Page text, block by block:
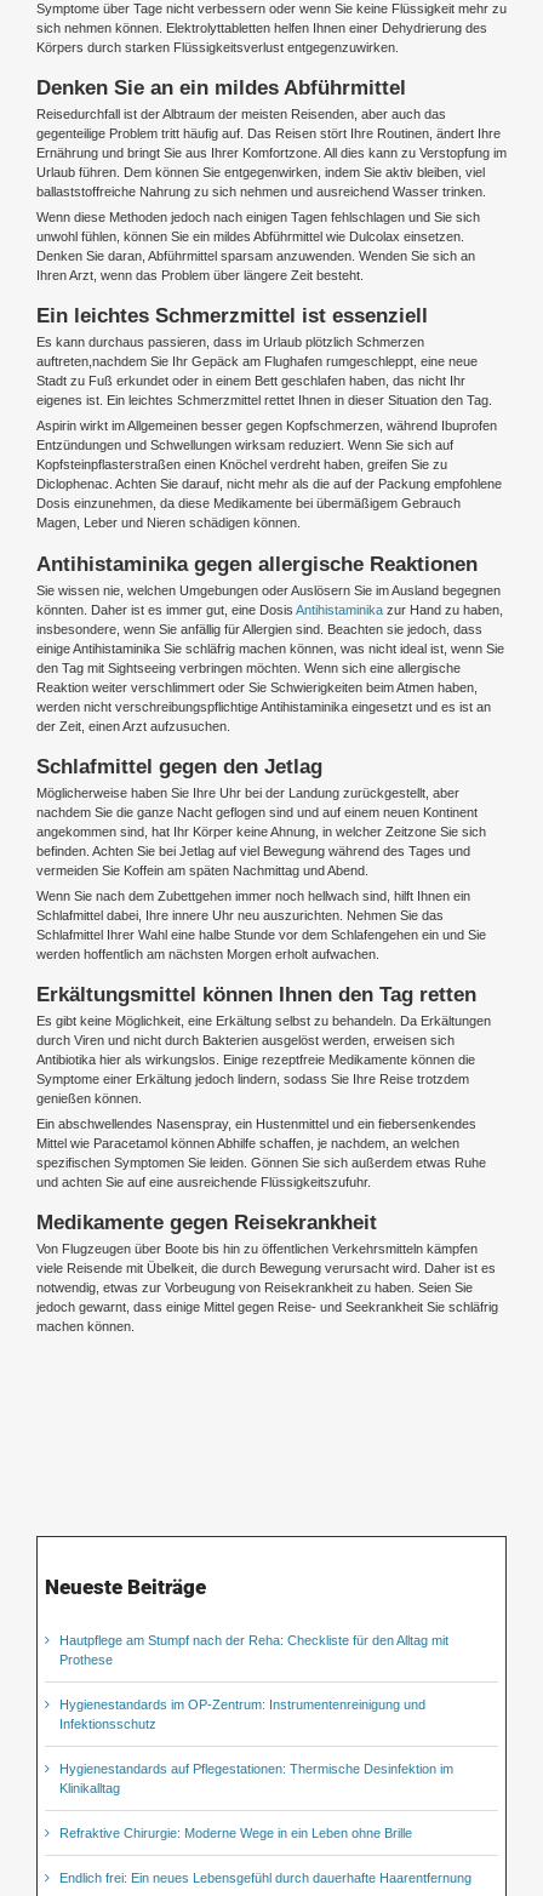
Symptome über Tage nicht verbessern oder wenn Sie keine Flüssigkeit mehr zu
sich nehmen können. Elektrolyttabletten helfen Ihnen einer Dehydrierung des
Körpers durch starken Flüssigkeitsverlust entgegenzuwirken.
Denken Sie an ein mildes Abführmittel
Reisedurchfall ist der Albtraum der meisten Reisenden, aber auch das
gegenteilige Problem tritt häufig auf. Das Reisen stört Ihre Routinen, ändert Ihre
Ernährung und bringt Sie aus Ihrer Komfortzone. All dies kann zu Verstopfung im
Urlaub führen. Dem können Sie entgegenwirken, indem Sie aktiv bleiben, viel
ballaststoffreiche Nahrung zu sich nehmen und ausreichend Wasser trinken.
Wenn diese Methoden jedoch nach einigen Tagen fehlschlagen und Sie sich
unwohl fühlen, können Sie ein mildes Abführmittel wie Dulcolax einsetzen.
Denken Sie daran, Abführmittel sparsam anzuwenden. Wenden Sie sich an
Ihren Arzt, wenn das Problem über längere Zeit besteht.
Ein leichtes Schmerzmittel ist essenziell
Es kann durchaus passieren, dass im Urlaub plötzlich Schmerzen
auftreten,nachdem Sie Ihr Gepäck am Flughafen rumgeschleppt, eine neue
Stadt zu Fuß erkundet oder in einem Bett geschlafen haben, das nicht Ihr
eigenes ist. Ein leichtes Schmerzmittel rettet Ihnen in dieser Situation den Tag.
Aspirin wirkt im Allgemeinen besser gegen Kopfschmerzen, während Ibuprofen
Entzündungen und Schwellungen wirksam reduziert. Wenn Sie sich auf
Kopfsteinpflasterstraßen einen Knöchel verdreht haben, greifen Sie zu
Diclophenac. Achten Sie darauf, nicht mehr als die auf der Packung empfohlene
Dosis einzunehmen, da diese Medikamente bei übermäßigem Gebrauch
Magen, Leber und Nieren schädigen können.
Antihistaminika gegen allergische Reaktionen
Sie wissen nie, welchen Umgebungen oder Auslösern Sie im Ausland begegnen
könnten. Daher ist es immer gut, eine Dosis Antihistaminika zur Hand zu haben,
insbesondere, wenn Sie anfällig für Allergien sind. Beachten sie jedoch, dass
einige Antihistaminika Sie schläfrig machen können, was nicht ideal ist, wenn Sie
den Tag mit Sightseeing verbringen möchten. Wenn sich eine allergische
Reaktion weiter verschlimmert oder Sie Schwierigkeiten beim Atmen haben,
werden nicht verschreibungspflichtige Antihistaminika eingesetzt und es ist an
der Zeit, einen Arzt aufzusuchen.
Schlafmittel gegen den Jetlag
Möglicherweise haben Sie Ihre Uhr bei der Landung zurückgestellt, aber
nachdem Sie die ganze Nacht geflogen sind und auf einem neuen Kontinent
angekommen sind, hat Ihr Körper keine Ahnung, in welcher Zeitzone Sie sich
befinden. Achten Sie bei Jetlag auf viel Bewegung während des Tages und
vermeiden Sie Koffein am späten Nachmittag und Abend.
Wenn Sie nach dem Zubettgehen immer noch hellwach sind, hilft Ihnen ein
Schlafmittel dabei, Ihre innere Uhr neu auszurichten. Nehmen Sie das
Schlafmittel Ihrer Wahl eine halbe Stunde vor dem Schlafengehen ein und Sie
werden hoffentlich am nächsten Morgen erholt aufwachen.
Erkältungsmittel können Ihnen den Tag retten
Es gibt keine Möglichkeit, eine Erkältung selbst zu behandeln. Da Erkältungen
durch Viren und nicht durch Bakterien ausgelöst werden, erweisen sich
Antibiotika hier als wirkungslos. Einige rezeptfreie Medikamente können die
Symptome einer Erkältung jedoch lindern, sodass Sie Ihre Reise trotzdem
genießen können.
Ein abschwellendes Nasenspray, ein Hustenmittel und ein fiebersenkendes
Mittel wie Paracetamol können Abhilfe schaffen, je nachdem, an welchen
spezifischen Symptomen Sie leiden. Gönnen Sie sich außerdem etwas Ruhe
und achten Sie auf eine ausreichende Flüssigkeitszufuhr.
Medikamente gegen Reisekrankheit
Von Flugzeugen über Boote bis hin zu öffentlichen Verkehrsmitteln kämpfen
viele Reisende mit Übelkeit, die durch Bewegung verursacht wird. Daher ist es
notwendig, etwas zur Vorbeugung von Reisekrankheit zu haben. Seien Sie
jedoch gewarnt, dass einige Mittel gegen Reise- und Seekrankheit Sie schläfrig
machen können.
Neueste Beiträge
Hautpflege am Stumpf nach der Reha: Checkliste für den Alltag mit
Prothese
Hygienestandards im OP-Zentrum: Instrumentenreinigung und
Infektionsschutz
Hygienestandards auf Pflegestationen: Thermische Desinfektion im
Klinikalltag
Refraktive Chirurgie: Moderne Wege in ein Leben ohne Brille
Endlich frei: Ein neues Lebensgefühl durch dauerhafte Haarentfernung